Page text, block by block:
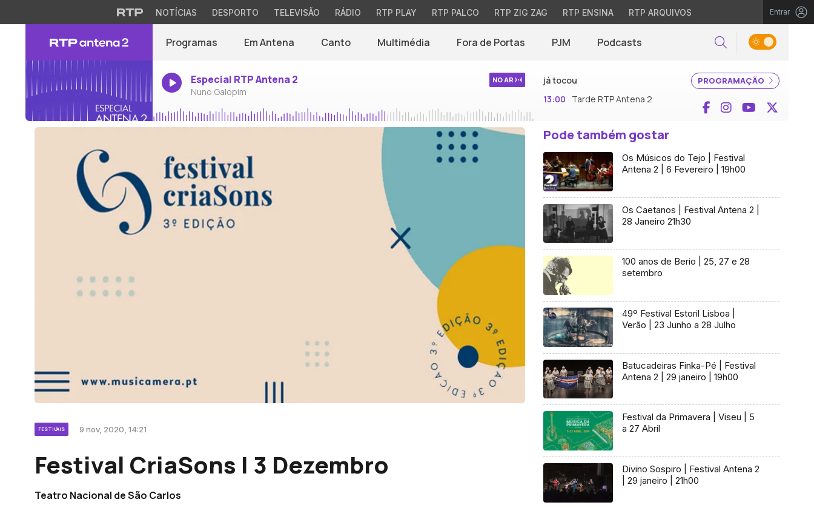
NOTÍCIAS DESPORTO TELEVISÃO RÁDIO RTP PLAY RTP PALCO RTP ZIG ZAG RTP ENSINA RTP ARQUIVOS Entrar
Programas Em Antena Canto Multimédia Fora de Portas PJM Podcasts Pesquisar
Especial RTP Antena 2
Nuno Galopim
NO AR PROGRAMAÇÃO
já tocou
13:00
Tarde RTP Antena 2 Facebook
InstagramYouTube
FESTIVAIS 9 nov, 2020, 14:21
Festival CriaSons | 3 Dezembro
Teatro Nacional de São Carlos
Pode também gostar
Os Músicos do Tejo | Festival
Antena 2 | 6 Fevereiro | 19h00
Os Caetanos | Festival Antena 2 |
28 Janeiro 21h30
100 anos de Berio | 25, 27 e 28
setembro
49º Festival Estoril Lisboa |
Verão | 23 Junho a 28 Julho
Batucadeiras Finka-Pé | Festival
Antena 2 | 29 janeiro | 19h00
Festival da Primavera | Viseu | 5
a 27 Abril
Divino Sospiro | Festival Antena 2
| 29 janeiro | 21h00